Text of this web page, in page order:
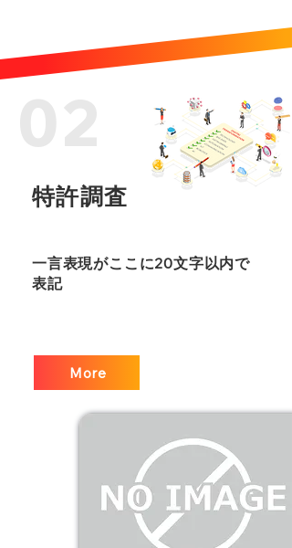
特許調査
一言表現がここに20文字以内で
表記
More